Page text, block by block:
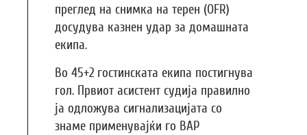
преглед на снимка на терен (OFR)
досудува казнен удар за домашната
екипа.
Во 45+2 гостинската екипа постигнува
гол. Првиот асистент судија правилно
ја одложува сигнализацијата со
знаме применувајќи го ВАР